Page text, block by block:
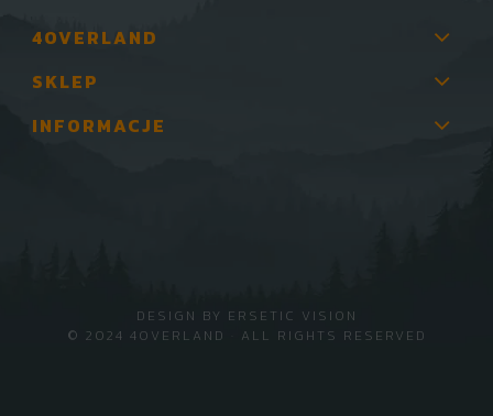
4OVERLAND
SKLEP
INFORMACJE
© 2024 4OVERLAND · ALL RIGHTS RESERVED
DESIGN BY ERSETIC VISION